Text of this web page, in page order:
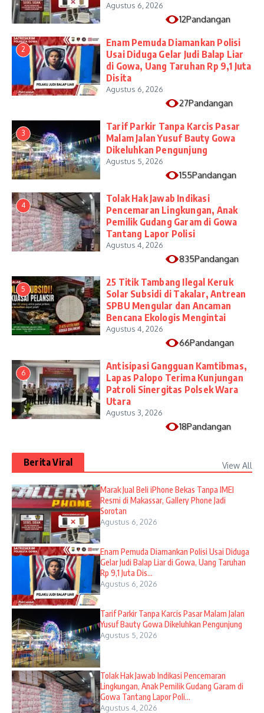
Agustus 6, 2026
12Pandangan
2
Enam Pemuda Diamankan Polisi
Usai Diduga Gelar Judi Balap Liar
di Gowa, Uang Taruhan Rp 9,1 Juta
Disita
Agustus 6, 2026
27Pandangan
3
Tarif Parkir Tanpa Karcis Pasar
Malam Jalan Yusuf Bauty Gowa
Dikeluhkan Pengunjung
Agustus 5, 2026
155Pandangan
4
Tolak Hak Jawab Indikasi
Pencemaran Lingkungan, Anak
Pemilik Gudang Garam di Gowa
Tantang Lapor Polisi
Agustus 4, 2026
835Pandangan
5
25 Titik Tambang Ilegal Keruk
Solar Subsidi di Takalar, Antrean
SPBU Mengular dan Ancaman
Bencana Ekologis Mengintai
Agustus 4, 2026
66Pandangan
6
Antisipasi Gangguan Kamtibmas,
Lapas Palopo Terima Kunjungan
Patroli Sinergitas Polsek Wara
Utara
Agustus 3, 2026
18Pandangan
Berita Viral View All
​Marak Jual Beli iPhone Bekas Tanpa IMEI
Resmi di Makassar, Gallery Phone Jadi
Sorotan
Agustus 6, 2026
Enam Pemuda Diamankan Polisi Usai Diduga
Gelar Judi Balap Liar di Gowa, Uang Taruhan
Rp 9,1 Juta Dis...
Agustus 6, 2026
Tarif Parkir Tanpa Karcis Pasar Malam Jalan
Yusuf Bauty Gowa Dikeluhkan Pengunjung
Agustus 5, 2026
Tolak Hak Jawab Indikasi Pencemaran
Lingkungan, Anak Pemilik Gudang Garam di
Gowa Tantang Lapor Poli...
Agustus 4, 2026